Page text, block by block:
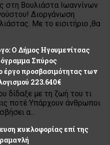
στη Βουλιάστα Ιωαννίνων
Διοργάνωση
Με το εισιτήριο ,θα
Ο Δήμος Ηγουμενίτσας
Σπύρος
έργο προσβασιμότητας των
223.640€
δίδαξε με τη ζωή του τι
ποτέ Υπάρχουν άνθρωποι
α...
κυκλοφορίας επί της